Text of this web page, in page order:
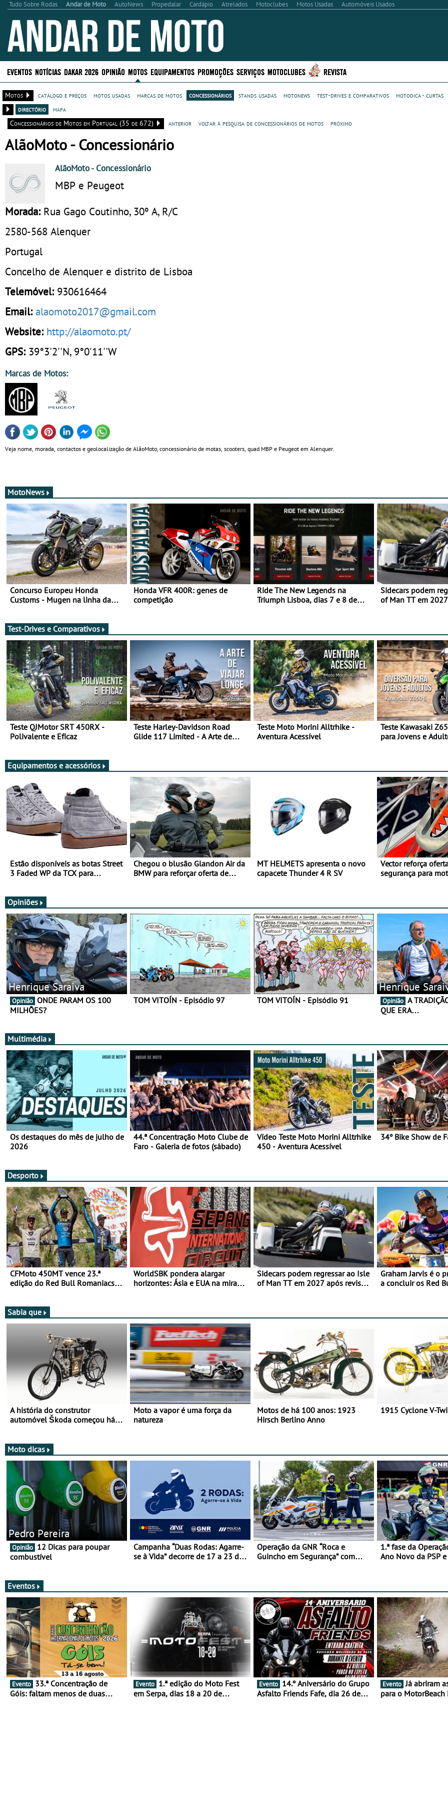
Tudo Sobre Rodas Andar de Moto AutoNews Propedalar Cardápio Atrelados Motoclubes Motos Usadas Automóveis Usados
EVENTOS NOTÍCIAS DAKAR 2026 OPINIÃO MOTOS EQUIPAMENTOS PROMOÇÕES SERVIÇOS MOTOCLUBES REVISTA
Motos catálogo e preços motos usadas marcas de motos concessionários stands usadas motonews test-drives e comparativos
motodica - curtas
directório
mapa
Concessionários de Motos em Portugal (35 de 672)
anterior voltar à pesquisa de concessionários de motos próximo
AlãoMoto - Concessionário
AlãoMoto- Concessionário
MBP e Peugeot
Morada: Rua Gago Coutinho, 30º A, R/C
2580-568 Alenquer
Portugal
Concelho de Alenquer e distrito de Lisboa
Telemóvel: 930616464
Email: alaomoto2017@gmail.com
Website: http://alaomoto.pt/
GPS:39°3'2''N, 9°0'11''W
Marcas de Motos:
Veja nome, morada, contactos e geolocalização de AlãoMoto, concessionário de motas, scooters, quad MBP e Peugeot em Alenquer.
MotoNews
Concurso Europeu Honda
Customs - Mugen na linha da
Honda VFR 400R: genes de
competição
Ride The New Legends na
Triumph Lisboa, dias 7 e 8 de
Sidecars podem
of Man TT em
Test-Drives e Comparativos
Teste QJMotor SRT 450RX -
Polivalente e Eficaz
Teste Harley-Davidson Road
Glide 117 Limited - A Arte de
Teste Moto Morini Alltrhike -
Aventura Acessível
Teste Kawasaki
para Jovens e
Equipamentos e acessórios
Estão disponíveis as botas Street
3 Faded WP da TCX para
Chegou o blusão Glandon Air da
BMW para reforçar oferta de
MT HELMETS apresenta o novo
capacete Thunder 4 R SV
Vector reforça
segurança para
Opiniões
Henrique Saraiva
Opinião
MILHÕES?
TOM VITOÍN - Episódio 97 TOM VITOÍN - Episódio 91
Henrique
Opinião
QUE ERA…
Multimédia
Os destaques do mês de julho de
2026
44.ª Concentração Moto Clube de
Faro - Galeria de fotos (sábado)
Vídeo Teste Moto Morini Alltrhike
450 - Aventura Acessível
34º Bike Show de
Desporto
CFMoto 450MT vence 23.ª
edição do Red Bull Romaniacs
WorldSBK pondera alargar
horizontes: Ásia e EUA na mira
Sidecars podem regressar ao Isle
of Man TT em 2027 após revisão
Graham Jarvis é o
a concluir os Red
Sabia que
A história do construtor
automóvel Škoda começou há
Moto a vapor é uma força da
natureza
Motos de há 100 anos: 1923
Hirsch Berlino Anno
1915 Cyclone V-
Moto dicas
Pedro Pereira
Opinião
combustível
Campanha “Duas Rodas: Agarre-
se à Vida” decorre de 17 a 23 de
Operação da GNR “Roca e
Guincho em Segurança” com
1.ª fase da
Ano Novo da PSP
Eventos
Evento
Góis: faltam menos de duas
Evento
em Serpa, dias 18 a 20 de
Evento
Asfalto Friends Fafe, dia 26 de
Evento Já abriram as inscrições
para o MotorBeach